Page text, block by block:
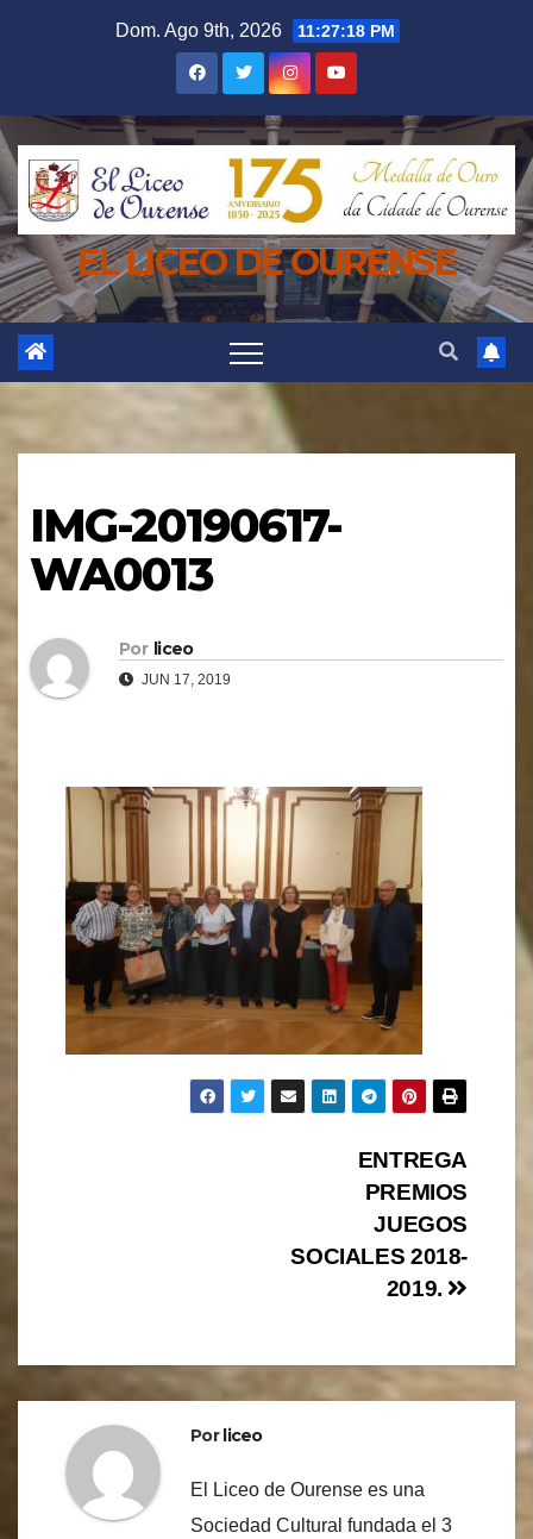
Dom. Ago 9th, 2026 11:27:19 PM
EL LICEO DE OURENSE
IMG-20190617-
WA0013
Por liceo
JUN 17, 2019
ENTREGA
PREMIOS
JUEGOS
SOCIALES 2018-
2019.
Porliceo
El Liceo de Ourense es una
Sociedad Cultural fundada el 3